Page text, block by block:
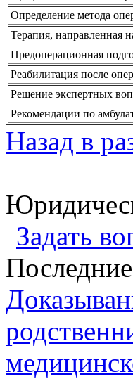
Определение метода
Терапия, направленная
Предоперационная
Реабилитация после
Решение экспертных
Рекомендации по
Назад в
Задать